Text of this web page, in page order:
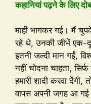
कहानियां पढ़ने के लिए
माही भागकर गई। मैं
रहे थे, उनकी जीभें एक-
इतनी जल्दी मान गईं,
नहीं चोदना चाहता,
हमारी शादी करवा
वापस अपनी जगह आ